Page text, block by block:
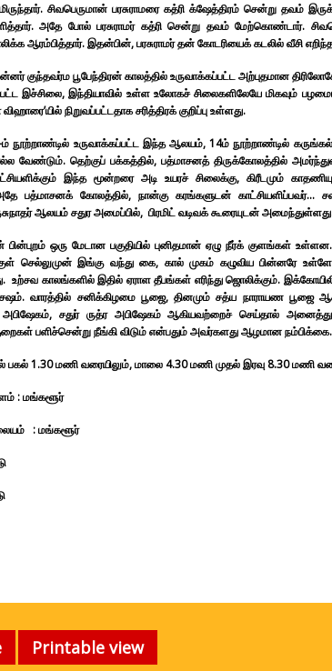
சிவபெருமான் பரசுராமரை கத்ரி க்ஷேத்திரம் சென்று தவம்
அதே போல் பரசுராமர் கத்ரி சென்று தவம் மேற்கொண்டார்.
ஆரம்பித்தார். இதன்பின், பரசுராமர் தன் கோடரியைக் கடலில் வீசி
குந்தவர்ம பூபேந்திரன் காலத்தில் உருவாக்கப்பட்ட அற்புதமான
இச்சிலை, இந்தியாவில் உள்ள உலோகச் சிலைகளிலேயே மிகவும்
நிறுவப்பட்டதாக சரித்திரக் குறிப்பு உள்ளது.
நூற்றாண்டில் உருவாக்கப்பட்ட இந்த ஆலயம், 14ம் நூற்றாண்டில்
வேண்டும். தெற்குப் பக்கத்தில், பத்மாசனத் திருக்கோலத்தில்
இந்த மூன்றரை அடி உயரச் சிலைக்கு, கிரீடமும்
கோலத்தில், நான்கு கரங்களுடன் காட்சியளிப்பவர்...
ஆலயம் சதுர அமைப்பில், பிரமிட் வடிவக் கூரையுடன்
ஒரு மேடான பகுதியில் புனிதமான் ஏழு நீர்க் குளங்கள்
செல்லுமுன் இங்கு வந்து கை, கால் முகம் கழுவிய பின்னரே உள்ளே
உற்சவ காலங்களில் இதில் ஏராள தீபங்கள் எரிந்து ஜொலிக்கும்.
வாரத்தில் சனிக்கிழமை பூஜை, தினமும் சத்ய நாராயண பூஜை
அபிஷேகம், சதுர் ருத்ர அபிஷேகம் ஆகியவற்றைச் செய்தால்
பளிச்சென்று நீங்கி விடும் என்பதும் அவர்களது ஆழமான நம்பிக்கை.
1.30 மணி வரையிலும், மாலை 4.30 மணி முதல் இரவு 8.30 மணி
:மங்களூர்
:மங்களூர்
Printable view